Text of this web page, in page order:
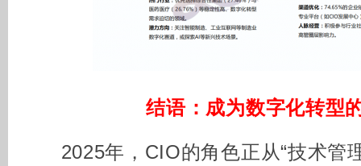
结语：成为数字化转型
2025年，CIO的角色正从“技术管